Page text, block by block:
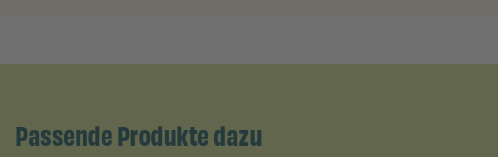
Passende Produkte dazu